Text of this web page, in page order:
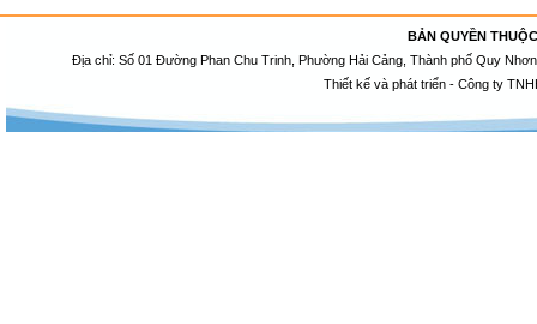
BẢN QUYỀN
Địa chỉ: Số 01 Đường Phan Chu Trinh, Phường Hải Cảng, Thành phố Quy
Thiết kế và phát triển - Công ty